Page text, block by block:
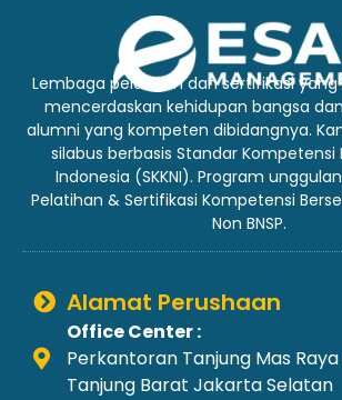
Lembaga pelatihan dan sertifikasi
mencerdaskan kehidupan bangsa
alumni yang kompeten dibidangnya.
silabus berbasis Standar Kompetensi
Indonesia (SKKNI). Program
Pelatihan & Sertifikasi Kompetensi
Non BNSP.
Alamat Perushaan
Office Center :
Perkantoran Tanjung Mas Raya
Tanjung Barat Jakarta Selatan